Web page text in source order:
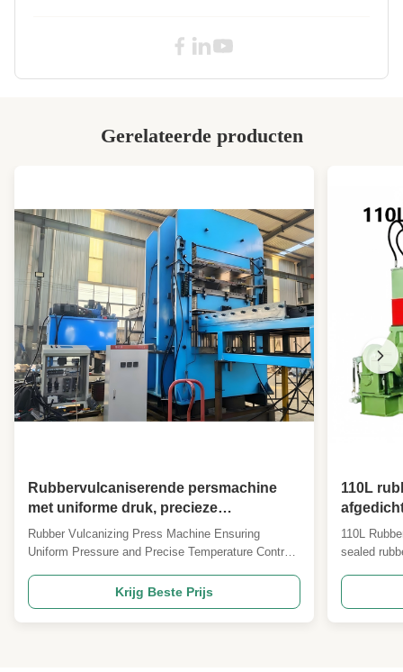
Gerelateerde producten
Rubbervulcaniserende persmachine
met uniforme druk, precieze
temperatuurregeling en PLC-regeling
voor de vervaardiging van rubber
Rubber Vulcanizing Press Machine Ensuring
Uniform Pressure and Precise Temperature Control
& Core Functions A Rubber Vulcanizing Press
Machine (also known as a rubber curing press)
serves as the core equipment in the rubber
Krijg Beste Prijs
110L
uiterst
rubber-
110L
sealed